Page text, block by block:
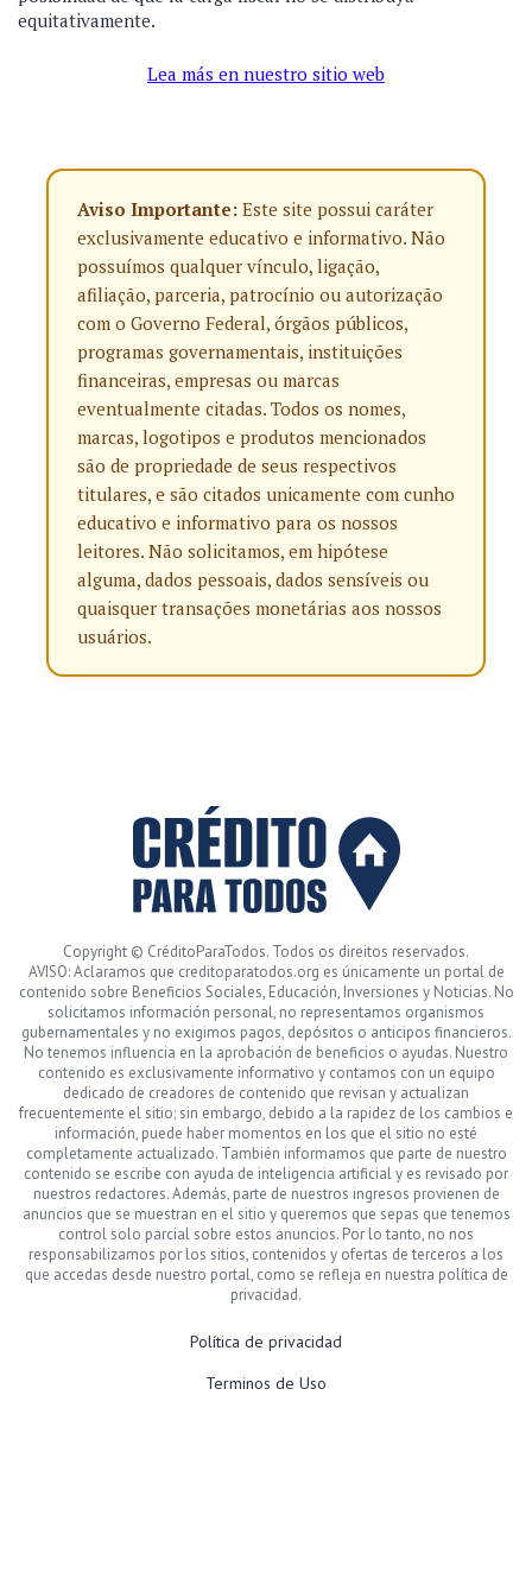
equitativamente.
Lea más en nuestro sitio web
Aviso Importante: Este site possui caráter
exclusivamente educativo e informativo. Não
possuímos qualquer vínculo, ligação,
afiliação, parceria, patrocínio ou autorização
com o Governo Federal, órgãos públicos,
programas governamentais, instituições
financeiras, empresas ou marcas
eventualmente citadas. Todos os nomes,
marcas, logotipos e produtos mencionados
são de propriedade de seus respectivos
titulares, e são citados unicamente com cunho
educativo e informativo para os nossos
leitores. Não solicitamos, em hipótese
alguma, dados pessoais, dados sensíveis ou
quaisquer transações monetárias aos nossos
usuários.
Copyright © CréditoParaTodos. Todos os direitos reservados.
AVISO: Aclaramos que creditoparatodos.org es únicamente un portal de
contenido sobre Beneficios Sociales, Educación, Inversiones y Noticias. No
solicitamos información personal, no representamos organismos
gubernamentales y no exigimos pagos, depósitos o anticipos financieros.
No tenemos influencia en la aprobación de beneficios o ayudas. Nuestro
contenido es exclusivamente informativo y contamos con un equipo
dedicado de creadores de contenido que revisan y actualizan
frecuentemente el sitio; sin embargo, debido a la rapidez de los cambios e
información, puede haber momentos en los que el sitio no esté
completamente actualizado. También informamos que parte de nuestro
contenido se escribe con ayuda de inteligencia artificial y es revisado por
nuestros redactores. Además, parte de nuestros ingresos provienen de
anuncios que se muestran en el sitio y queremos que sepas que tenemos
control solo parcial sobre estos anuncios. Por lo tanto, no nos
responsabilizamos por los sitios, contenidos y ofertas de terceros a los
que accedas desde nuestro portal, como se refleja en nuestra política de
privacidad.
Política de privacidad
Terminos de Uso